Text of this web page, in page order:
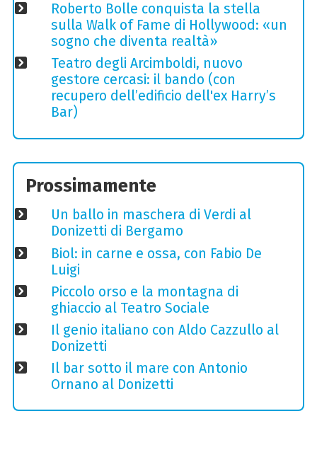
Roberto Bolle conquista la stella
sulla Walk of Fame di Hollywood: «un
sogno che diventa realtà»
Teatro degli Arcimboldi, nuovo
gestore cercasi: il bando (con
recupero dell’edificio dell'ex Harry’s
Bar)
Prossimamente
Un ballo in maschera di Verdi al
Donizetti di Bergamo
Biol: in carne e ossa, con Fabio De
Luigi
Piccolo orso e la montagna di
ghiaccio al Teatro Sociale
Il genio italiano con Aldo Cazzullo al
Donizetti
Il bar sotto il mare con Antonio
Ornano al Donizetti